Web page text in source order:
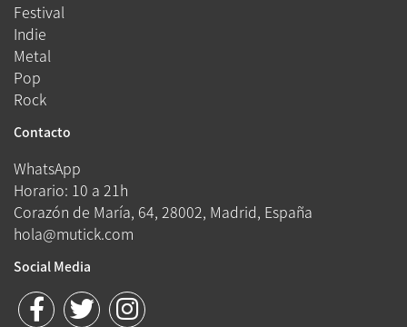
Festival
Indie
Metal
Pop
Rock
Contacto
WhatsApp
Horario: 10 a 21h
Corazón de María, 64, 28002, Madrid, España
hola@mutick.com
Social Media